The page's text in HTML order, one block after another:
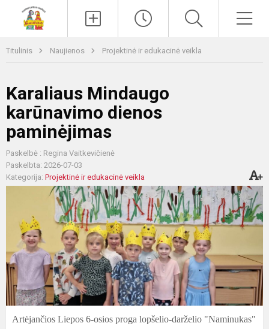
Titulinis Naujienos Projektinė ir edukacinė veikla
Karaliaus Mindaugo
karūnavimo dienos
paminėjimas
Paskelbė : Regina Vaitkevičienė
Paskelbta: 2026-07-03
Kategorija: Projektinė ir edukacinė veikla
Artėjančios Liepos 6-osios proga lopšelio-darželio "Naminukas"